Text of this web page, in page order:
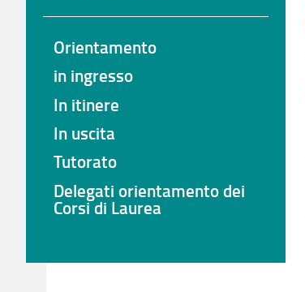
Orientamento
in ingresso
In itinere
In uscita
Tutorato
Delegati orientamento dei
Corsi di Laurea